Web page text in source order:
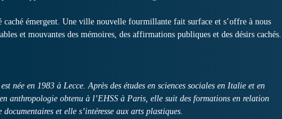
caché émergent. Une ville nouvelle fourmillante fait surface et s’offre à nous
et mouvantes des mémoires, des affirmations publiques et des désirs cachés.
est née en 1983 à Lecce. Après des études en sciences sociales en Italie et en
anthropologie obtenu à l’EHSS à Paris, elle suit des formations en relation
et elle s’intéresse aux arts plastiques.